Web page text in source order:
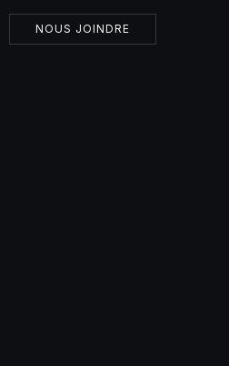
NOUS JOINDRE